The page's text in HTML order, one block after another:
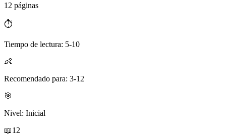
12 páginas
⏱️
Tiempo de lectura: 5-10
👶
Recomendado para: 3-12
🎯
Nivel: Inicial
📖12